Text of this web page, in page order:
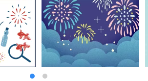
รคาวากุจิโกะที่สวนโออิชิ ฤดูใบไม้ร่วง
ถชมความงดงามของใบไม้เปลี่ยนสีที่ทาง
มมิจิริมทะเลสาบคาวากุจิโกะ และฤดูหนาว
ถเล่นสกีและสโนว์บอร์ดพร้อมชมวิว
ฟฟูจิอันยิ่งใหญ่ได้ที่ Fujiten Snow Resort
กิจกรรมกลางแจ้ง เช่น การเดินป่า การ
ยาน และการตั้งแคมป์ท่ามกลางธรรมชาติ
งามของภูเขาไฟฟูจิ ได้รับความนิยมเพิ่มขึ้น